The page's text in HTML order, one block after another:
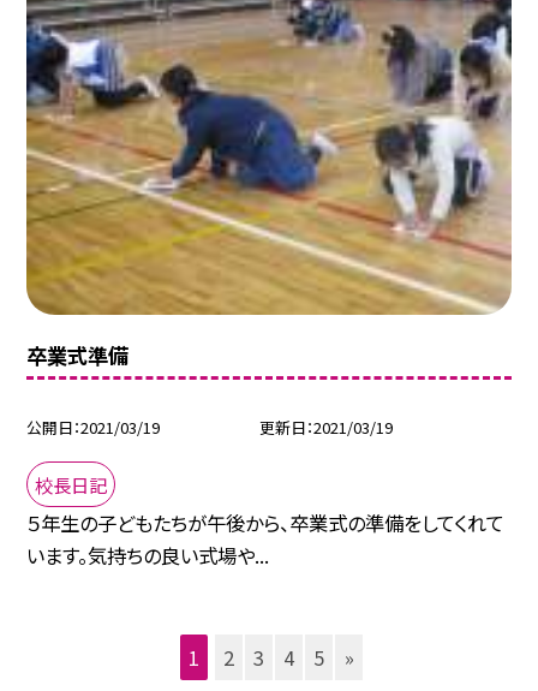
卒業式準備
公開日 2021/03/19 更新日 2021/03/19
校長日記
５年生の子どもたちが午後から、卒業式の準備をしてくれて
います。気持ちの良い式場や...
1 2 3 4 5 »